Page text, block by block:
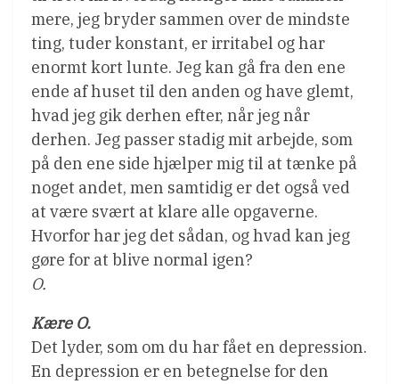
mere, jeg bryder sammen over de mindste
ting, tuder konstant, er irritabel og har
enormt kort lunte. Jeg kan gå fra den ene
ende af huset til den anden og have glemt,
hvad jeg gik derhen efter, når jeg når
derhen. Jeg passer stadig mit arbejde, som
på den ene side hjælper mig til at tænke på
noget andet, men samtidig er det også ved
at være svært at klare alle opgaverne.
Hvorfor har jeg det sådan, og hvad kan jeg
gøre for at blive normal igen?
O.
Kære O.
Det lyder, som om du har fået en depression.
En depression er en betegnelse for den